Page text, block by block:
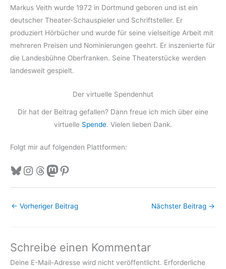
Markus Veith wurde 1972 in Dortmund geboren und ist ein
deutscher Theater-Schauspieler und Schriftsteller. Er
produziert Hörbücher und wurde für seine vielseitige Arbeit mit
mehreren Preisen und Nominierungen geehrt. Er inszenierte für
die Landesbühne Oberfranken. Seine Theaterstücke werden
landesweit gespielt.
Der virtuelle Spendenhut
Dir hat der Beitrag gefallen? Dann freue ich mich über eine
virtuelle Spende. Vielen lieben Dank.
Folgt mir auf folgenden Plattformen:
Bluesky
Instagram
Threads
Mastodon
Pinterest
← Vorheriger Beitrag Nächster Beitrag →
Schreibe einen Kommentar
Deine E-Mail-Adresse wird nicht veröffentlicht. Erforderliche